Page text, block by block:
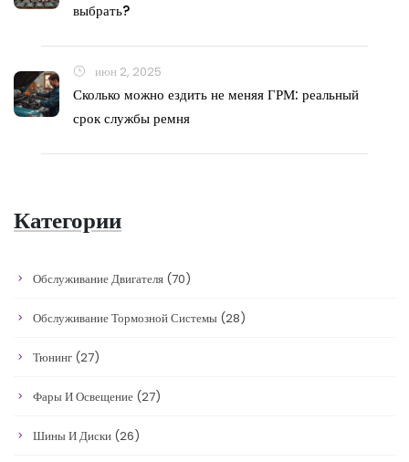
выбрать?
июн 2, 2025
Сколько можно ездить не меняя ГРМ: реальный
срок службы ремня
Категории
Обслуживание Двигателя (70)
Обслуживание Тормозной Системы (28)
Тюнинг (27)
Фары И Освещение (27)
Шины И Диски (26)